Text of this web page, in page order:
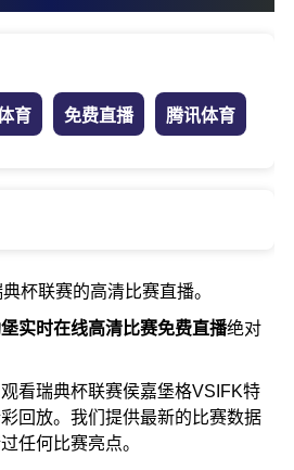
完赛
育 免费直播 腾讯体育
杯联赛的高清比赛直播。
实时在线高清比赛免费直播绝对
看瑞典杯联赛侯嘉堡格VSIFK特
回放。我们提供最新的比赛数据
任何比赛亮点。